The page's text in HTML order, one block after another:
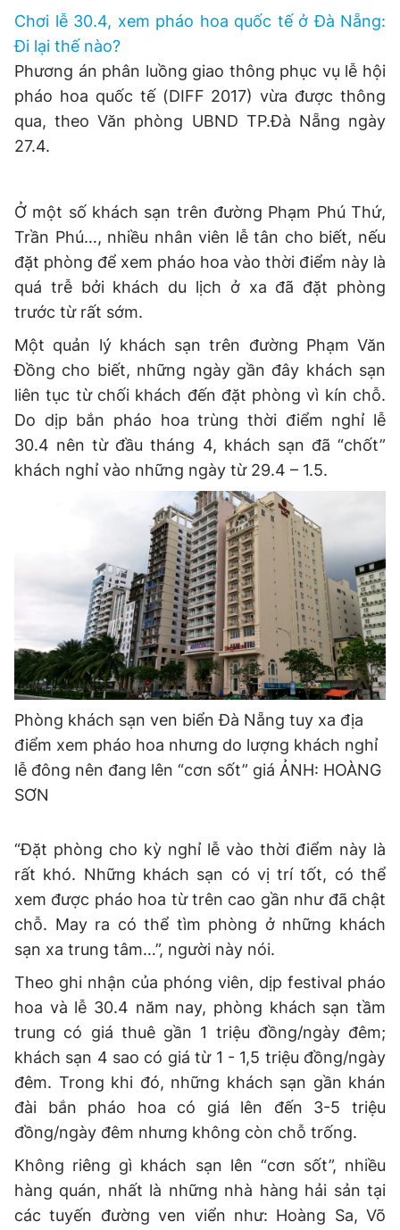
0906 645 777 0908 780 404
Đặt báo Quảng cáo RSS Tòa soạn Chính sách bảo
Tổng biên tập: Nguyễn Ngọc Toàn
Phó tổng biên tập thường trực: Hải Thành
Phó tổng biên tập: Lâm Hiếu Dũng
Giấy phép xuất bản số 110/GP - BTTTT cấp ngày 24.3.2020
© 2003-2026 Bản quyền thuộc về Báo Thanh Niên. Cấm sao
chép dưới mọi hình thức nếu không có sự chấp thuận bằng văn
bản. Phát triển bởi ePi Technologies, JSC.
Chơi lễ 30.4, xem pháo hoa quốc tế ở Đà Nẵng:
Đi lại thế nào?
Phương án phân luồng giao thông phục vụ lễ hội
pháo hoa quốc tế (DIFF 2017) vừa được thông
qua, theo Văn phòng UBND TP.Đà Nẵng ngày
27.4.
Ở một số khách sạn trên đường Phạm Phú Thứ,
Trần Phú…, nhiều nhân viên lễ tân cho biết, nếu
đặt phòng để xem pháo hoa vào thời điểm này là
quá trễ bởi khách du lịch ở xa đã đặt phòng
trước từ rất sớm.
Một quản lý khách sạn trên đường Phạm Văn
Đồng cho biết, những ngày gần đây khách sạn
liên tục từ chối khách đến đặt phòng vì kín chỗ.
Do dịp bắn pháo hoa trùng thời điểm nghỉ lễ
30.4 nên từ đầu tháng 4, khách sạn đã “chốt”
khách nghỉ vào những ngày từ 29.4 – 1.5.
Phòng khách sạn ven biển Đà Nẵng tuy xa địa
điểm xem pháo hoa nhưng do lượng khách nghỉ
lễ đông nên đang lên “cơn sốt” giá ẢNH: HOÀNG
SƠN
“Đặt phòng cho kỳ nghỉ lễ vào thời điểm này là
rất khó. Những khách sạn có vị trí tốt, có thể
xem được pháo hoa từ trên cao gần như đã chật
chỗ. May ra có thể tìm phòng ở những khách
sạn xa trung tâm…”, người này nói.
Theo ghi nhận của phóng viên, dịp festival pháo
hoa và lễ 30.4 năm nay, phòng khách sạn tầm
trung có giá thuê gần 1 triệu đồng/ngày đêm;
khách sạn 4 sao có giá từ 1 - 1,5 triệu đồng/ngày
đêm. Trong khi đó, những khách sạn gần khán
đài bắn pháo hoa có giá lên đến 3-5 triệu
đồng/ngày đêm nhưng không còn chỗ trống.
Không riêng gì khách sạn lên “cơn sốt”, nhiều
hàng quán, nhất là những nhà hàng hải sản tại
các tuyến đường ven viển như: Hoàng Sa, Võ